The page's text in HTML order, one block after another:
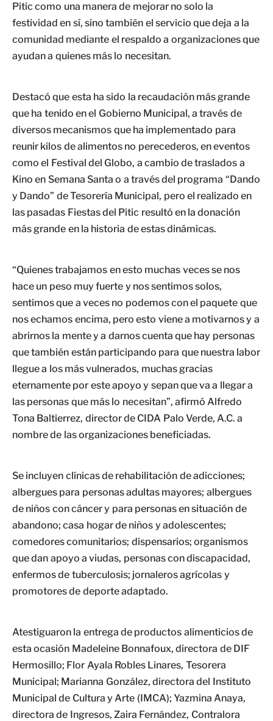
Pitic como una manera de mejorar no solo la
festividad en sí, sino también el servicio que deja a la
comunidad mediante el respaldo a organizaciones que
ayudan a quienes más lo necesitan.
Destacó que esta ha sido la recaudación más grande
que ha tenido en el Gobierno Municipal, a través de
diversos mecanismos que ha implementado para
reunir kilos de alimentos no perecederos, en eventos
como el Festival del Globo, a cambio de traslados a
Kino en Semana Santa o a través del programa “Dando
y Dando” de Tesorería Municipal, pero el realizado en
las pasadas Fiestas del Pitic resultó en la donación
más grande en la historia de estas dinámicas.
“Quienes trabajamos en esto muchas veces se nos
hace un peso muy fuerte y nos sentimos solos,
sentimos que a veces no podemos con el paquete que
nos echamos encima, pero esto viene a motivarnos y a
abrirnos la mente y a darnos cuenta que hay personas
que también están participando para que nuestra labor
llegue a los más vulnerados, muchas gracias
eternamente por este apoyo y sepan que va a llegar a
las personas que más lo necesitan”, afirmó Alfredo
Tona Baltierrez, director de CIDA Palo Verde, A.C. a
nombre de las organizaciones beneficiadas.
Se incluyen clínicas de rehabilitación de adicciones;
albergues para personas adultas mayores; albergues
de niños con cáncer y para personas en situación de
abandono; casa hogar de niños y adolescentes;
comedores comunitarios; dispensarios; organismos
que dan apoyo a viudas, personas con discapacidad,
enfermos de tuberculosis; jornaleros agrícolas y
promotores de deporte adaptado.
Atestiguaron la entrega de productos alimenticios de
esta ocasión Madeleine Bonnafoux, directora de DIF
Hermosillo; Flor Ayala Robles Linares, Tesorera
Municipal; Marianna González, directora del Instituto
Municipal de Cultura y Arte (IMCA); Yazmina Anaya,
directora de Ingresos, Zaira Fernández, Contralora